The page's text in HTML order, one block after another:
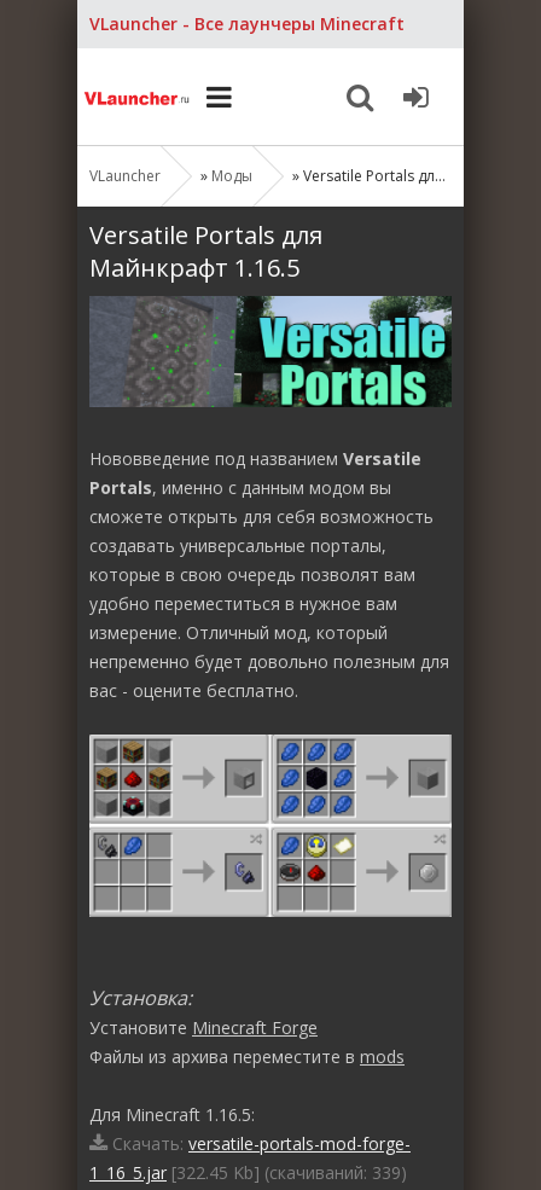
VLauncher - Все лаунчеры Minecraft
VLauncher » Моды » Versatile Portals для Майнкрафт 1.16.5
Versatile Portals для
Майнкрафт 1.16.5
Нововведение под названием Versatile
Portals, именно с данным модом вы
сможете открыть для себя возможность
создавать универсальные порталы,
которые в свою очередь позволят вам
удобно переместиться в нужное вам
измерение. Отличный мод, который
непременно будет довольно полезным для
вас - оцените бесплатно.
Установка:
Установите Minecraft Forge
Файлы из архива переместите в mods
Для Minecraft 1.16.5:
Скачать: versatile-portals-mod-forge-
1_16_5.jar [322.45 Kb] (cкачиваний: 339)